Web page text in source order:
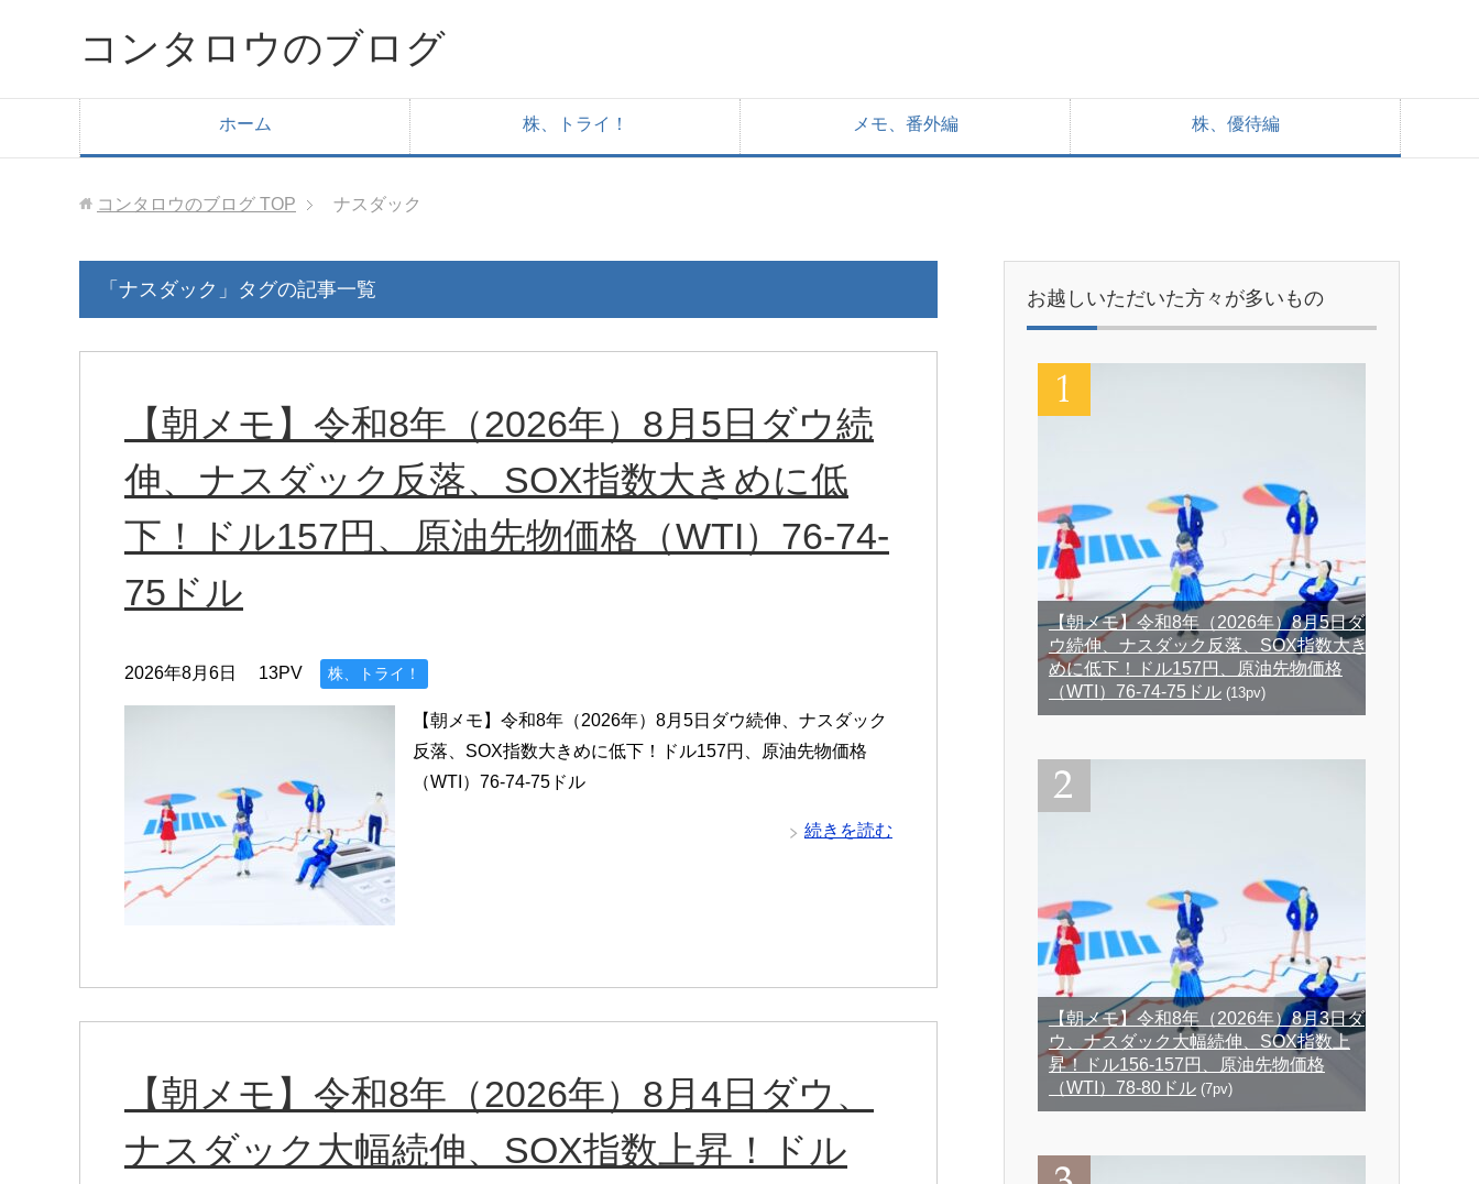
コンタロウのブログ
ホーム 株、トライ！ メモ、番外編 株、優待編
コンタロウのブログ TOP ナスダック
「ナスダック」タグの記事一覧
【朝メモ】令和8年（2026年）8月5日ダウ続
伸、ナスダック反落、SOX指数大きめに低
下！ドル157円、原油先物価格（WTI）76-74-
75ドル
2026年8月6日 13PV 株、トライ！
【朝メモ】令和8年（2026年）8月5日ダウ続伸、ナスダック
反落、SOX指数大きめに低下！ドル157円、原油先物価格
（WTI）76-74-75ドル
続きを読む
【朝メモ】令和8年（2026年）8月4日ダウ、
ナスダック大幅続伸、SOX指数上昇！ドル
お越しいただいた方々が多いもの
【朝メモ】令和8年（2026年）8月5日ダ
ウ続伸、ナスダック反落、SOX指数大き
めに低下！ドル157円、原油先物価格
（WTI）76-74-75ドル (13pv)
【朝メモ】令和8年（2026年）8月3日ダ
ウ、ナスダック大幅続伸、SOX指数上
昇！ドル156-157円、原油先物価格
（WTI）78-80ドル (7pv)